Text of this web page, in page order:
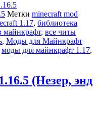
Метки minecraft mod
1.17, библиотека
майнкрафт, все читы
, Моды для Майнкрафт
моды для майнкрафт 1.17,
(Незер, энд